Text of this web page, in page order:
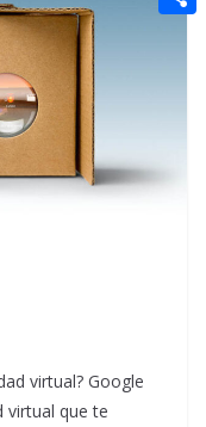
virtual? Google
virtual que te
n
a
a